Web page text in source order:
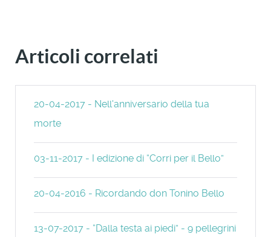
Articoli correlati
20-04-2017 - Nell'anniversario della tua
morte
03-11-2017 - I edizione di “Corri per il Bello”
20-04-2016 - Ricordando don Tonino Bello
13-07-2017 - “Dalla testa ai piedi” - 9 pellegrini